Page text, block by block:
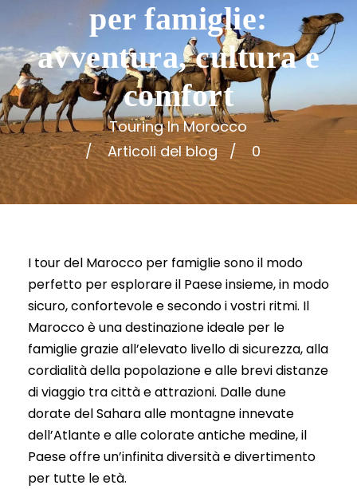
Touring In Morocco
Articoli del blog
0
per famiglie:
avventura, cultura e
comfort
I tour del Marocco per famiglie sono il modo
perfetto per esplorare il Paese insieme, in modo
sicuro, confortevole e secondo i vostri ritmi. Il
Marocco è una destinazione ideale per le
famiglie grazie all’elevato livello di sicurezza, alla
cordialità della popolazione e alle brevi distanze
di viaggio tra città e attrazioni. Dalle dune
dorate del Sahara alle montagne innevate
dell’Atlante e alle colorate antiche medine, il
Paese offre un’infinita diversità e divertimento
per tutte le età.